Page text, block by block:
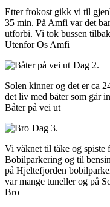
Etter frokost gikk vi til
35 min. På Amfi var det
utforbi. Vi tok bussen
Utenfor Os Amfi
Dag 2.
Solen kinner og det er ca
det liv med båter som går
Båter på vei ut
Dag 3.
Vi våknet til tåke og
Bobilparkering og til
på Hjeltefjorden
var mange tuneller og på
Bro